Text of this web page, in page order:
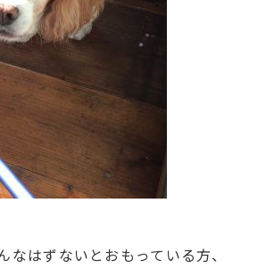
はずないとおもっている方、